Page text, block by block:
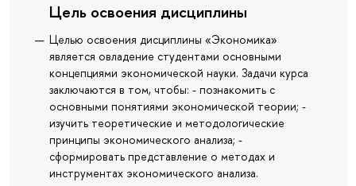
Цель освоения дисциплины
Целью освоения дисциплины «Экономика»
является овладение студентами основными
концепциями экономической науки. Задачи курса
заключаются в том, чтобы: - познакомить с
основными понятиями экономической теории; -
изучить теоретические и методологические
принципы экономического анализа; -
сформировать представление о методах и
инструментах экономического анализа.